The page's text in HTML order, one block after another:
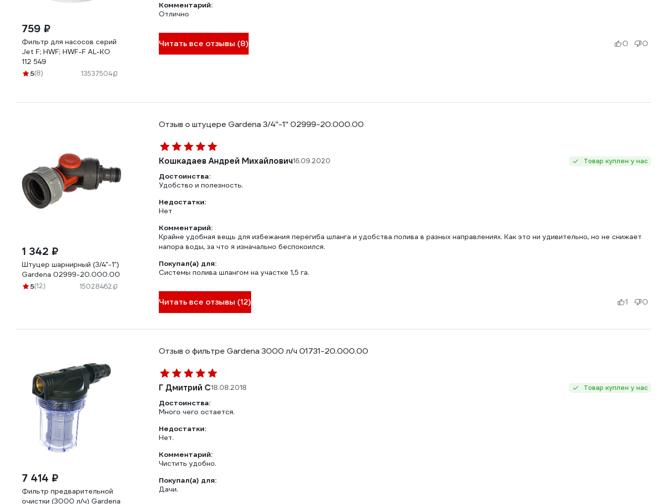
759 ₽
Фильтр для насосов серий
Jet F; HWF; HWF-F AL-KO
112 549
5(8) 13537504
Комментарий:
Отлично
Читать все отзывы (8) 0 0
1 342 ₽
Штуцер шарнирный (3/4"-1")
Gardena 02999-20.000.00
5(12) 15028462
Отзыв о штуцере Gardena 3/4"-1" 02999-20.000.00
Кошкадаев Андрей Михайлович16.09.2020 Товар куплен у нас
Достоинства:
Удобство и полезность.
Недостатки:
Нет
Комментарий:
Крайне удобная вещь для избежания перегиба шланга и удобства полива в разных направлениях. Как это ни удивительно, но не снижает
напора воды, за что я изначально беспокоился.
Покупал(а) для:
Системы полива шлангом на участке 1,5 га.
Читать все отзывы (12) 1 0
7 414 ₽
Фильтр предварительной
очистки (3000 л/ч) Gardena
Отзыв о фильтре Gardena 3000 л/ч 01731-20.000.00
Г Дмитрий С18.08.2018 Товар куплен у нас
Достоинства:
Много чего остается.
Недостатки:
Нет.
Комментарий:
Чистить удобно.
Покупал(а) для:
Дачи.